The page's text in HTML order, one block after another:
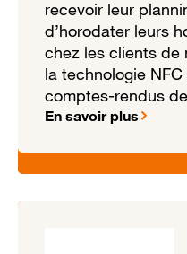
recevoir leur
d’horodater leurs
chez les clients de
la technologie
comptes-rendus
En savoir plus